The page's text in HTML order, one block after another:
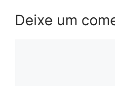
Deixe um